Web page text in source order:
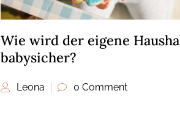
Wie wird der eigene
babysicher?
Leona 0 Comment